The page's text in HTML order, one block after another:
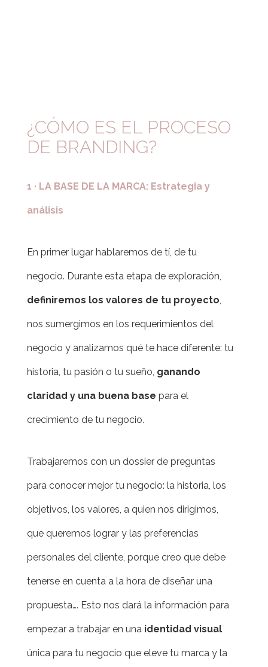
¿CÓMO ES EL PROCESO
DE BRANDING?
1 · LA BASE DE LA MARCA: Estrategia y
análisis
En primer lugar hablaremos de tí, de tu
negocio. Durante esta etapa de exploración,
definiremos los valores de tu proyecto,
nos sumergimos en los requerimientos del
negocio y analizamos qué te hace diferente: tu
historia, tu pasión o tu sueño, ganando
claridad y una buena base para el
crecimiento de tu negocio.
Trabajaremos con un dossier de preguntas
para conocer mejor tu negocio: la historia, los
objetivos, los valores, a quien nos dirigimos,
que queremos lograr y las preferencias
personales del cliente, porque creo que debe
tenerse en cuenta a la hora de diseñar una
propuesta…. Esto nos dará la información para
empezar a trabajar en una identidad visual
única para tu negocio que eleve tu marca y la